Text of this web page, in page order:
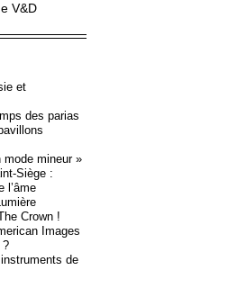
V&D
et
des parias
mode mineur »
Siège :
l’âme
Crown !
Images
?
de